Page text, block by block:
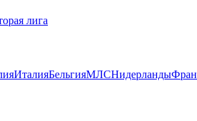
лига
ИталияБельгияМЛСНидерланды